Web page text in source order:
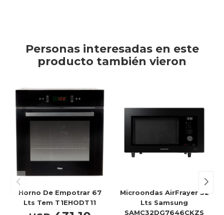
Personas interesadas en este
producto también vieron
Horno De Empotrar 67
Lts Tem T1EHODT11
Microondas AirFrayer 32
Lts Samsung
SAMC32DG7646CKZS